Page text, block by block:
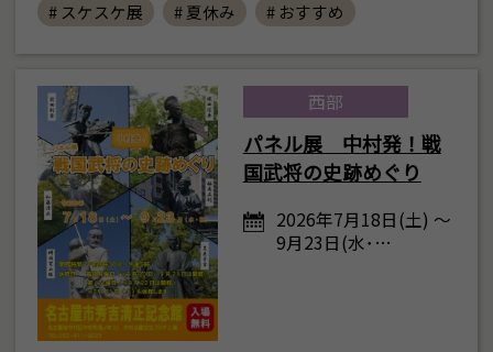
# スケスケ展 # 夏休み # おすすめ
西部
パネル展 中村発！戦
国武将の史跡めぐり
2026年7月18日(土) ～
9月23日(水･…